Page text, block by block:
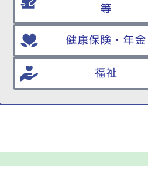
等
健康保険・年金
福祉